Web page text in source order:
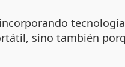
sino también